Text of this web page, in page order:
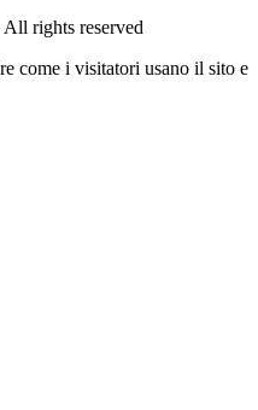
rights reserved
come i visitatori usano il sito e